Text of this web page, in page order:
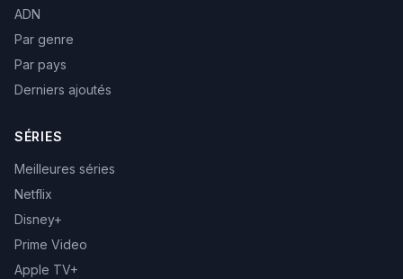
ADN
Par genre
Par pays
Derniers ajoutés
SÉRIES
Meilleures séries
Netflix
Disney+
Prime Video
Apple TV+